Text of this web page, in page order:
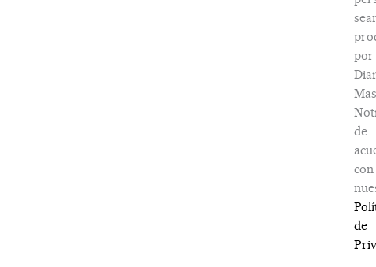
por
Mas
de
con
de